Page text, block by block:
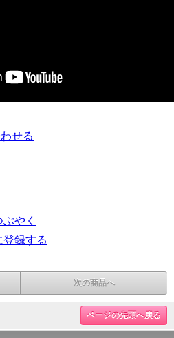
せる
やく
録する
次の商品へ
ページの先頭へ戻る